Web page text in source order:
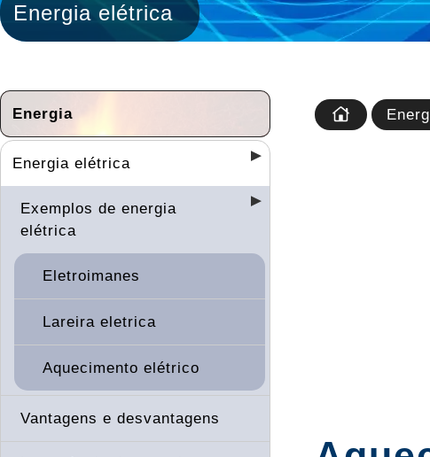
Energia elétrica
Energia
Energia elétrica
Exemplos de energia
elétrica
Eletroimanes
Lareira eletrica
Aquecimento elétrico
Vantagens e desvantagens